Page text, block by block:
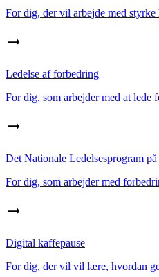
For dig, der vil arbejde med
Ledelse af forbedring
For dig, som arbejder med at lede
Det Nationale Ledelsesprogram
For dig, som arbejder med
Digital kaffepause
For dig, der vil vil lære, hvordan